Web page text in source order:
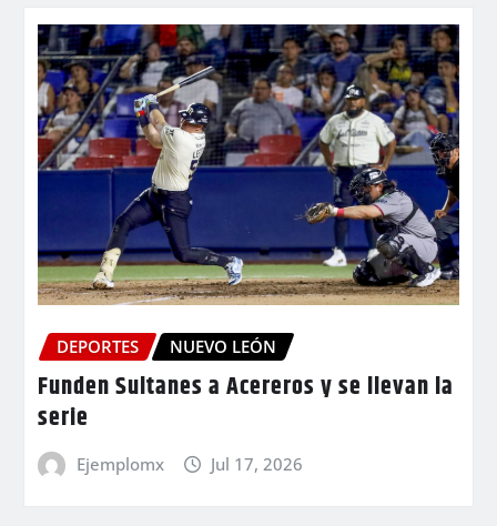
DEPORTES NUEVO LEÓN
Funden Sultanes a Acereros y se llevan la
serie
Ejemplomx Jul 17, 2026